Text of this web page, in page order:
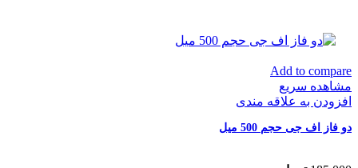
Add to compare
مشاهده سریع
افزودن به علاقه مندی
دو فاز اف جی حجم 500 میل